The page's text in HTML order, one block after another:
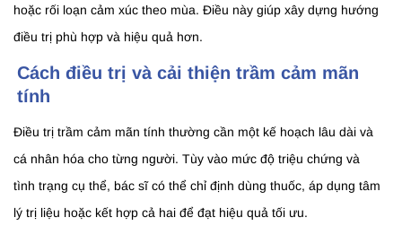
hoặc rối loạn cảm xúc theo mùa. Điều này giúp xây dựng hướng
điều trị phù hợp và hiệu quả hơn.
Cách điều trị và cải thiện trầm cảm mãn
tính
Điều trị trầm cảm mãn tính thường cần một kế hoạch lâu dài và
cá nhân hóa cho từng người. Tùy vào mức độ triệu chứng và
tình trạng cụ thể, bác sĩ có thể chỉ định dùng thuốc, áp dụng tâm
lý trị liệu hoặc kết hợp cả hai để đạt hiệu quả tối ưu.